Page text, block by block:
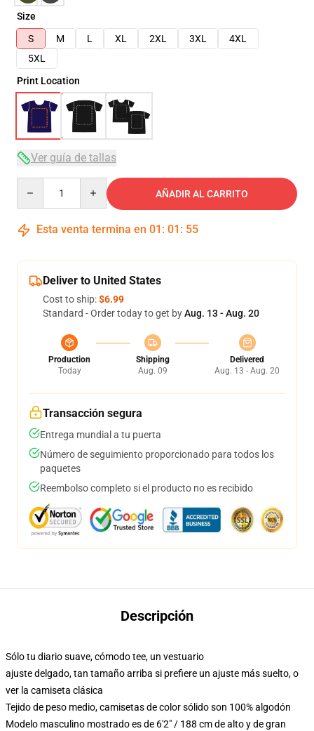
Size
S
M L XL 2XL 3XL
4XL
5XL
Print Location
Ver guía de tallas
AÑADIR AL CARRITO
Esta venta termina en 01 : 01 : 54
Deliver to United States
Cost to ship:$6.99
Standard - Order today to get byAug. 13 - Aug. 20
Production
Today
Shipping
Aug. 09
Delivered
Aug. 13 - Aug. 20
Transacción segura
Entrega mundial a tu puerta
Número de seguimiento proporcionado para todos los
paquetes
Reembolso completo si el producto no es recibido
Descripción
Sólo tu diario suave, cómodo tee, un vestuario
ajuste delgado, tan tamaño arriba si prefiere un ajuste más suelto, o
ver la camiseta clásica
Tejido de peso medio, camisetas de color sólido son 100% algodón
Modelo masculino mostrado es de 6'2" / 188 cm de alto y de gran